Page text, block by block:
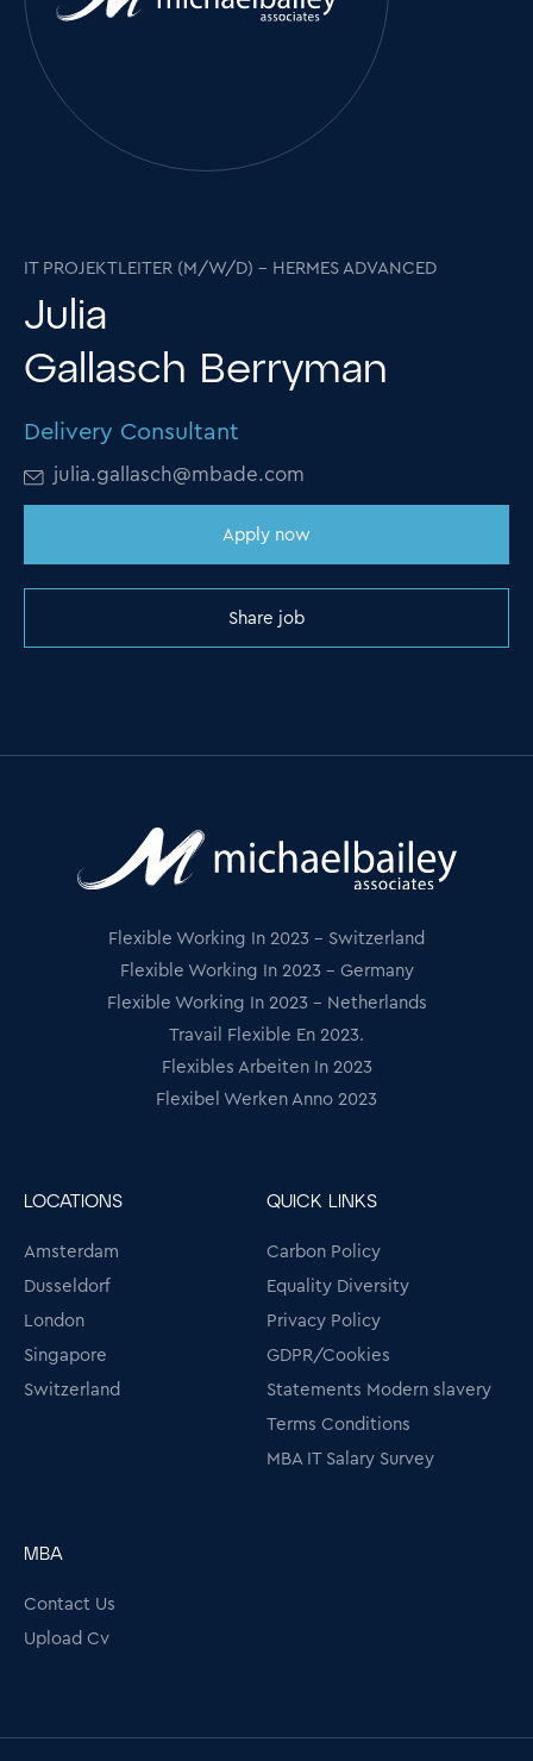
IT PROJEKTLEITER (M/W/D) – HERMES ADVANCED
Julia
Gallasch Berryman
Delivery Consultant
julia.gallasch@mbade.com
Apply now
Share job
Flexible Working In 2023 - Switzerland
Flexible Working In 2023 - Germany
Flexible Working In 2023 - Netherlands
Travail Flexible En 2023.
Flexibles Arbeiten In 2023
Flexibel Werken Anno 2023
LOCATIONS
Amsterdam
Dusseldorf
London
Singapore
Switzerland
QUICK LINKS
Carbon Policy
Equality Diversity
Privacy Policy
GDPR/Cookies
Statements Modern slavery
Terms Conditions
MBA IT Salary Survey
MBA
Contact Us
Upload Cv